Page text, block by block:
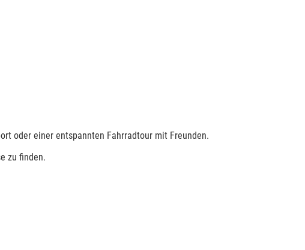
oder einer entspannten Fahrradtour mit Freunden.
zu finden.